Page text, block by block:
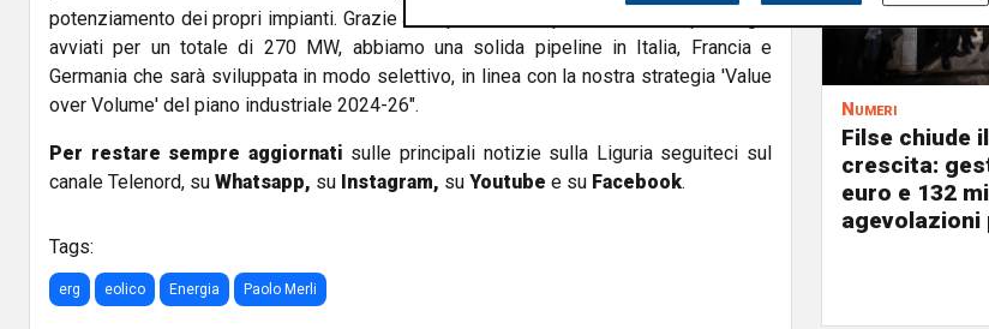
potenziamento dei propri impianti. Grazie all'esperienza acquisita, oltre ai 4 parchi già
avviati per un totale di 270 MW, abbiamo una solida pipeline in Italia, Francia e
Germania che sarà sviluppata in modo selettivo, in linea con la nostra strategia 'Value
over Volume' del piano industriale 2024-26".
Per restare sempre aggiornati sulle principali notizie sulla Liguria seguiteci sul
canale Telenord, su Whatsapp, su Instagram, su Youtube e su Facebook.
Tags:
erg eolico Energia Paolo Merli
Numeri
Filse chiude
crescita:
euro e 132
agevolazioni